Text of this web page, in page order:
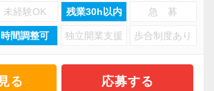
てみてどうですか？
業務を任せてもらえるので、以前
ドが上がったと感じています。
業期や成長期の企業を中心に支
が進んでいることから人も会社
未経験OK 残業30h以内 急 募
時間調整可 独立開業支援 歩合制度あり
る 応募する